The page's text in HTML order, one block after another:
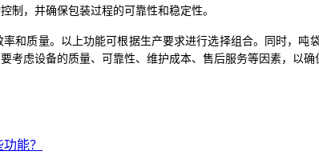
制，并确保包装过程的可靠性和稳定性。
和质量。以上功能可根据生产要求进行选择组合。同时，
虑设备的质量、可靠性、维护成本、售后服务等因素，以确
能？